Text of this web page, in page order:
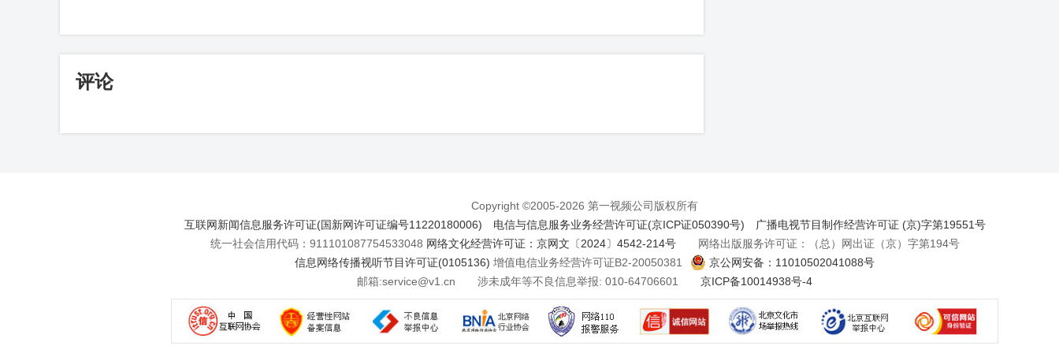
评论
Copyright ©2005-2026 第一视频公司版权所有
互联网新闻信息服务许可证(国新网许可证编号11220180006)
电信与信息服务业务经营许可证(京ICP证050390号)
广播电视节目制作经营许可证 (京)字第19551号
统一社会信用代码：911101087754533048 网络文化经营许可证：京网文〔2024〕4542-214号网络出版服务许可证：（总）网出证（京）字第194号
信息网络传播视听节目许可证(0105136) 增值电信业务经营许可证B2-20050381
京公网安备：11010502041088号
邮箱:service@v1.cn 涉未成年等不良信息举报: 010-64706601 京ICP备10014938号-4